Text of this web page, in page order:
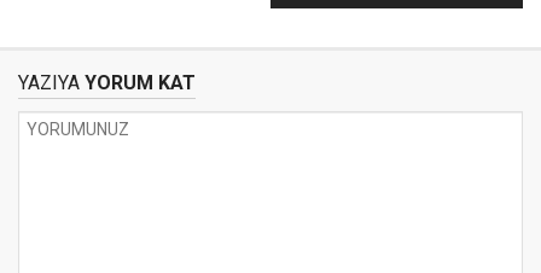
Alâeddin
YAZIYA YORUM KAT